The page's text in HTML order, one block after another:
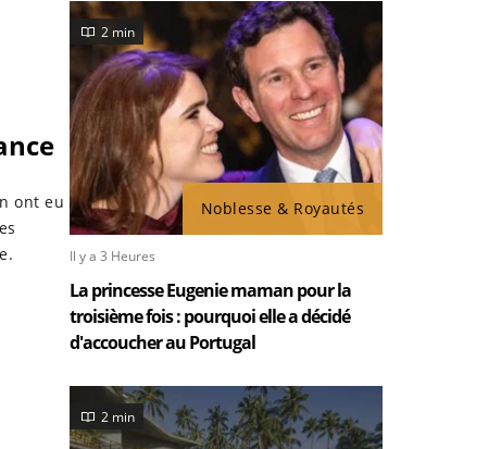
ont eu
Noblesse & Royautés
2 min
Il y a 3 Heures
La princesse Eugenie maman pour la
troisième fois : pourquoi elle a décidé
d'accoucher au Portugal
2 min